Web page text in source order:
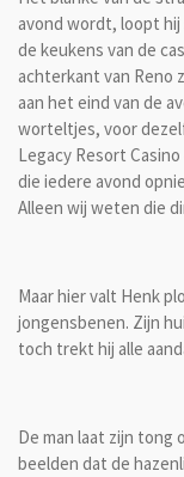
avond wordt, loopt hij
de keukens van de
achterkant van Reno
aan het eind van de
worteltjes, voor
Legacy Resort
die iedere avond
Alleen wij weten die
Maar hier valt Henk
jongensbenen. Zijn
toch trekt hij alle
De man laat zijn tong
beelden dat de